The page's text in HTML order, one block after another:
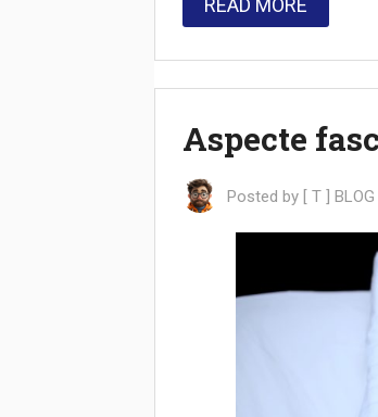
READ MORE
Aspecte
Posted by [ T ] BLOG